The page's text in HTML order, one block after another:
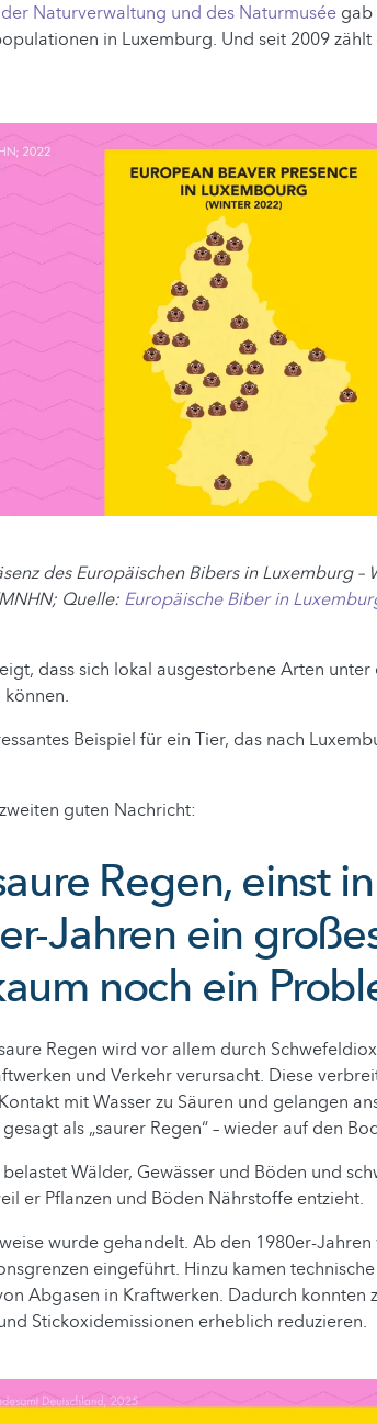
Naturverwaltung und des Naturmusée gab
in Luxemburg. Und seit 2009
des Europäischen Bibers in Luxemburg –
Quelle: Europäische Biber in
dass sich lokal ausgestorbene Arten
Beispiel für ein Tier, das nach
guten Nachricht:
Regen, einst
Jahren ein
noch ein
Regen wird vor allem durch
und Verkehr verursacht. Diese
mit Wasser zu Säuren und gelangen
als „saurer Regen“ – wieder auf den
Wälder, Gewässer und Böden und
er Pflanzen und Böden Nährstoffe entzieht.
wurde gehandelt. Ab den 1980er-
eingeführt. Hinzu kamen
Abgasen in Kraftwerken. Dadurch konnten
Stickoxidemissionen erheblich reduzieren.